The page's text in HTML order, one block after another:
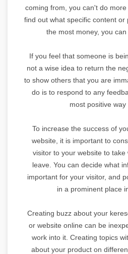
coming from, you can't do
find out what specific content or
the most money, you
If you feel that someone is
not a wise idea to return the
to show others that you are
do is to respond to any
most positive way
To increase the success of
website, it is important to
visitor to your website to
leave. You can decide what
important for your visitor, and
in a prominent place
Creating buzz about your
or website online can be
work into it. Creating topics
about your product on